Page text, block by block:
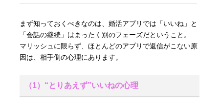
まず知っておくべきなのは、婚活アプリでは「いいね」と
「会話の継続」はまったく別のフェーズだということ。
マリッシュに限らず、ほとんどのアプリで返信がこない原
因は、相手側の心理にあります。
（1）“とりあえず”いいねの心理